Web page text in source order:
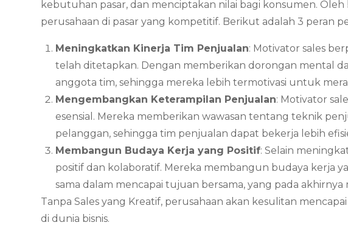
kebutuhan pasar, dan menciptakan nilai bagi konsumen.
perusahaan di pasar yang kompetitif. Berikut adalah 3 peran
Meningkatkan Kinerja Tim Penjualan: Motivator sales
telah ditetapkan. Dengan memberikan dorongan mental
anggota tim, sehingga mereka lebih termotivasi untuk
Mengembangkan Keterampilan Penjualan: Motivator
esensial. Mereka memberikan wawasan tentang teknik
pelanggan, sehingga tim penjualan dapat bekerja lebih
Membangun Budaya Kerja yang Positif: Selain
positif dan kolaboratif. Mereka membangun budaya kerja
sama dalam mencapai tujuan bersama, yang pada
Tanpa Sales yang Kreatif, perusahaan akan kesulitan
di dunia bisnis.